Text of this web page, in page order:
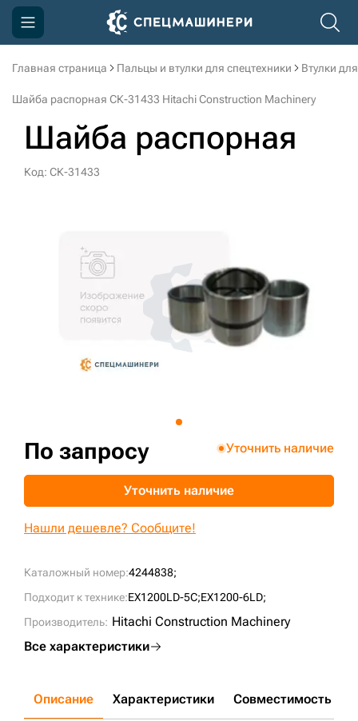
Главная страница Пальцы и втулки для спецтехники Втулки
Шайба распорная СК-31433 Hitachi Construction Machinery
Шайба распорная
Код: СК-31433
Каталожный номер:4244838;
Подходит к технике:EX1200LD-5C;EX1200-6LD;
Производитель: Hitachi Construction Machinery
Все характеристики
По запросу Уточнить наличие
Уточнить наличие
Нашли дешевле? Сообщите!
Описание Характеристики Совместимость
Компания
Доставка и оплата
Информация
3D тур по производству
3D тур по складам
+7 (499) 394-50-93